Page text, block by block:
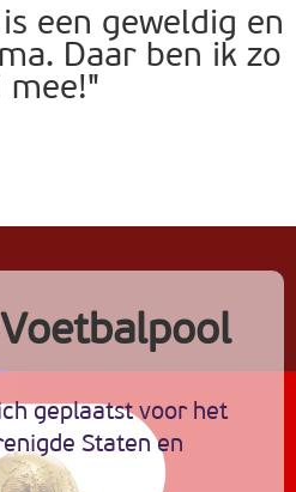
een geweldig en
Daar ben ik zo
mee!"
geplaatst voor het
Staten en